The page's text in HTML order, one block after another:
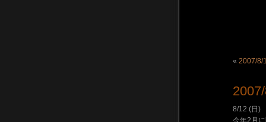
« 2007/8/
8/12 (日)
今年2月